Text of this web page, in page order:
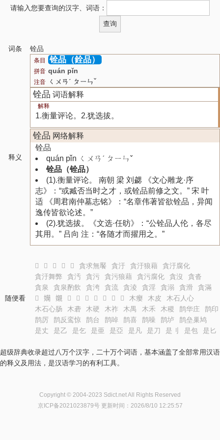
请输入您要查询的汉字、词语：
词条 铨品
释义
条目 铨品（銓品）
拼音 quán pǐn
注音 ㄑㄨㄢˊ ㄆㄧㄣˇ
铨品 词语解释
解释
1.衡量评论。2.犹选拔。
铨品 网络解释
铨品
quán pǐn ㄑㄨㄢˊ ㄆㄧㄣˇ
铨品（铨品）
(1).衡量评论。 南朝 梁 刘勰 《文心雕龙·序
志》：“或臧否当时之才，或铨品前修之文。” 宋 叶
适 《周君南仲墓志铭》：“名章伟著皆欲铨品，异闻
逸传皆欲论述。”
(2).犹选拔。《文选·任昉》：“公铨品人伦，各尽
其用。” 吕向 注：“各随才而擢用之。”
随便看
𪚸 𪚹 𪚺 𪚻 𪚼 貪求無饜 貪汙 貪汙狼藉
貪汙腐化
貪汙舞弊
貪汚 貪污 貪污狼藉 貪污腐化 貪沒
貪沓
貪泉
貪泉酌飲 貪洿 貪流 貪淩 貪淫 貪溺 貪滑
貪滿
𡤂
𡤄 𡤅 𡤆 𡤇 𡤈 𡤉 𡤊 𡤋 𡤌 木瘿 木皮
木石人心
木石心肠
木砻 木硬 木祚 木禺 木禾 木稷 鹊华庄
鹊印
鹊厉
鹊反鸾惊 鹊台 鹊啅 鹊喜 鹊噪 鹊垆
鹊垒巢鸠
是丈
是乙 是乞 是亜 是亞 是凡 是刀 是刂 是包 是匕
超级辞典收录超过八万个汉字，二十万个词语，基本涵盖了全部常用汉语
的释义及用法，是汉语学习的有利工具。
Copyright © 2004-2023 Sdict.net All Rights Reserved
京ICP备2021023879号更新时间：2026/8/10 12:25:57